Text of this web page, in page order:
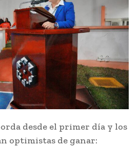
desde el primer día y los
optimistas de ganar: